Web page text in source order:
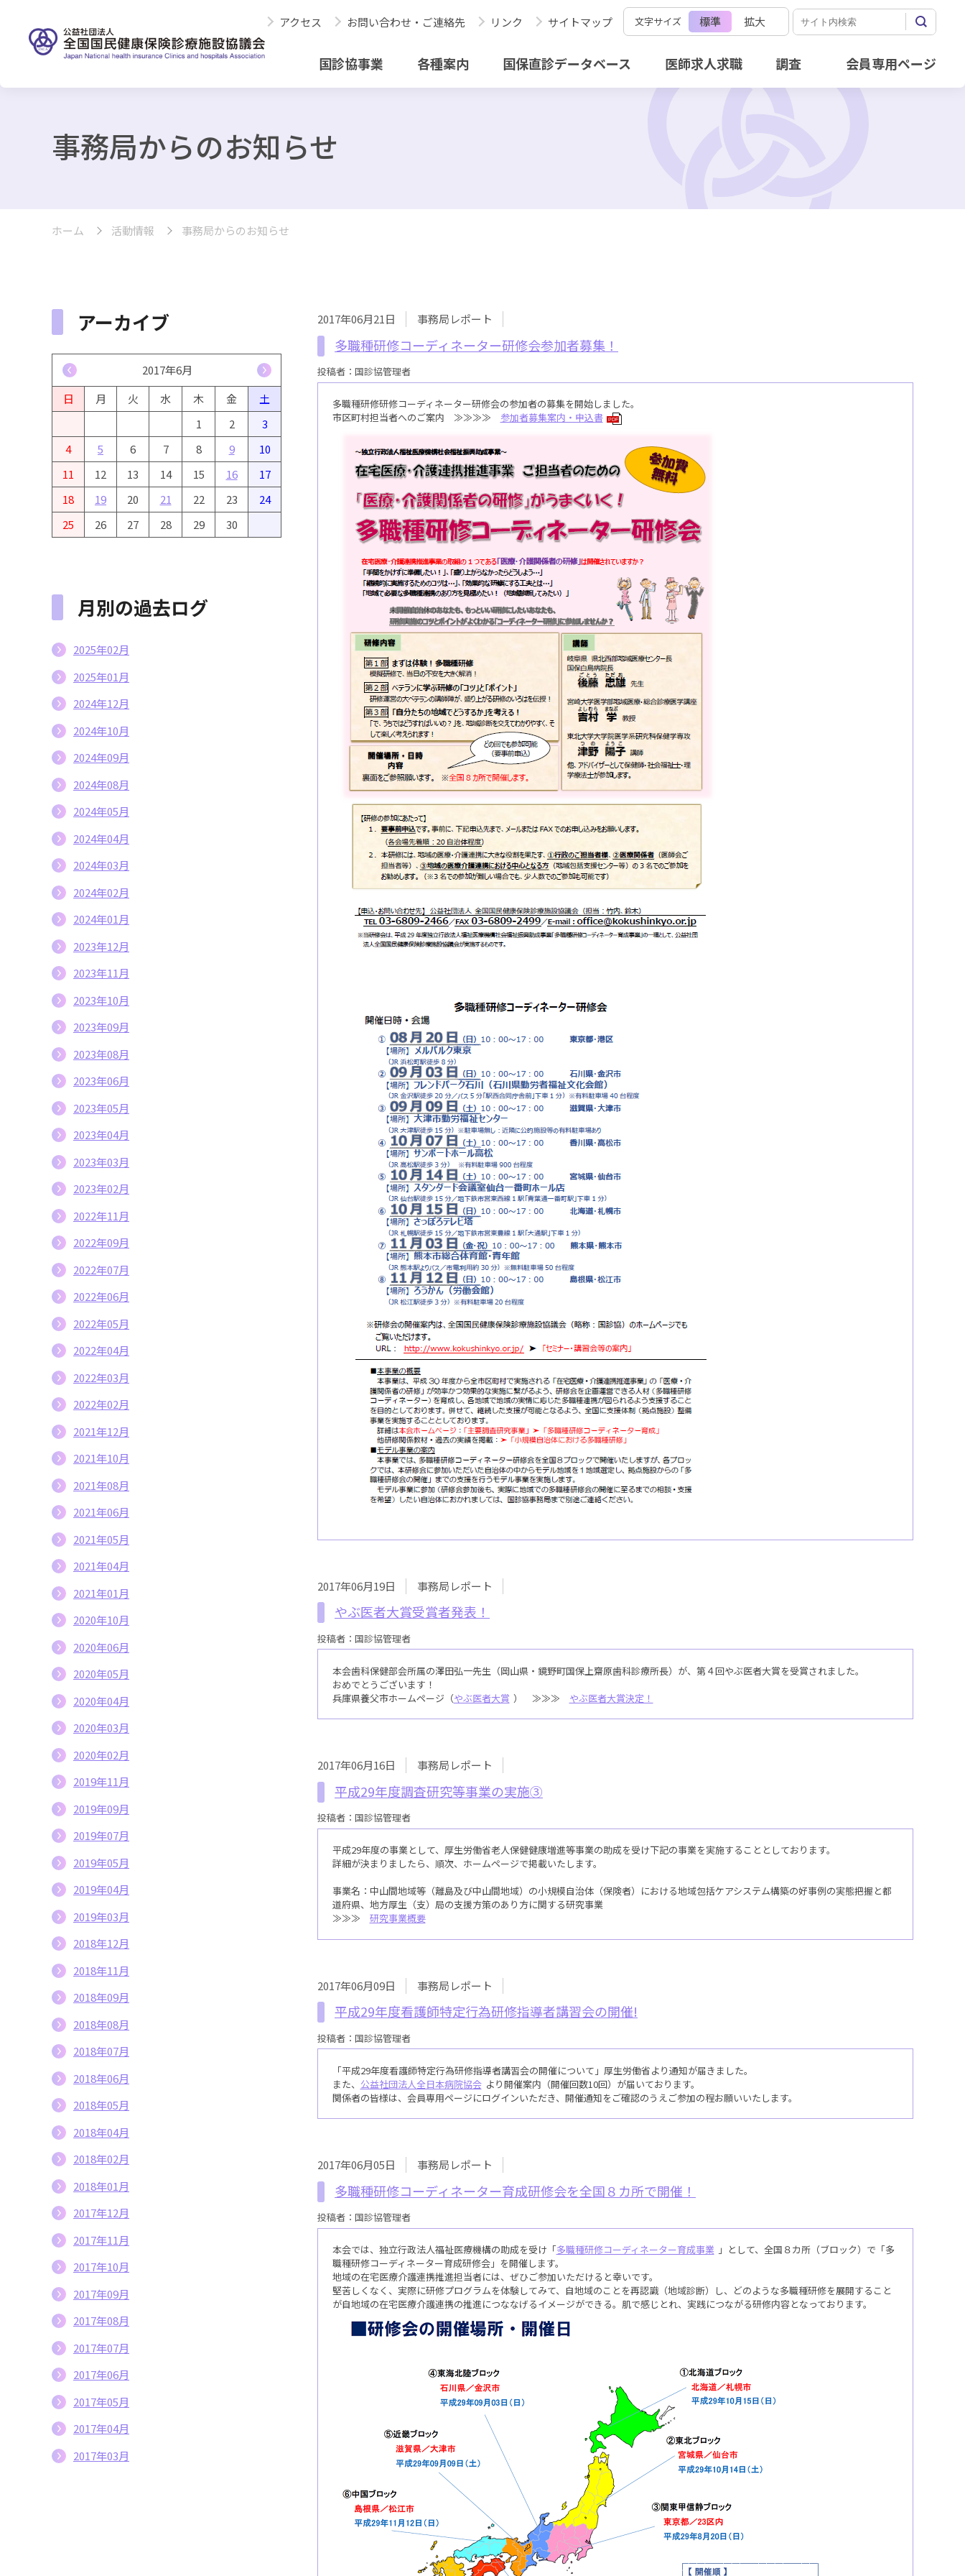
アクセス お問い合わせ・ご連絡先 リンク サイトマップ 文字サイズ 標準 拡大
国診協事業 各種案内 国保直診データベース 医師求人求職 調査 会員専用ページ
事務局からのお知らせ
ホーム 活動情報 事務局からのお知らせ
2017年06月21日 事務局レポート
多職種研修コーディネーター研修会参加者募集！
投稿者：国診協管理者
多職種研修研修コーディネーター研修会の参加者の募集を開始しました。
市区町村担当者へのご案内 ≫≫≫≫ 参加者募集案内・申込書 PDF
2017年06月19日 事務局レポート
やぶ医者大賞受賞者発表！
投稿者：国診協管理者
本会歯科保健部会所属の澤田弘一先生（岡山県・鏡野町国保上齋原歯科診療所長）が、第４回やぶ医者大賞を受賞されました。
おめでとうございます！
兵庫県養父市ホームページ（やぶ医者大賞 ） ≫≫≫ やぶ医者大賞決定！
2017年06月16日 事務局レポート
平成29年度調査研究等事業の実施③
投稿者：国診協管理者
平成29年度の事業として、厚生労働省老人保健健康増進等事業の助成を受け下記の事業を実施することとしております。
詳細が決まりましたら、順次、ホームページで掲載いたします。
事業名：中山間地域等（離島及び中山間地域）の小規模自治体（保険者）における地域包括ケアシステム構築の好事例の実態把握と都
道府県、地方厚生（支）局の支援方策のあり方に関する研究事業
≫≫≫ 研究事業概要
2017年06月09日 事務局レポート
平成29年度看護師特定行為研修指導者講習会の開催!
投稿者：国診協管理者
「平成29年度看護師特定行為研修指導者講習会の開催について」厚生労働省より通知が届きました。
また、 公益社団法人全日本病院協会 より開催案内（開催回数10回）が届いております。
関係者の皆様は、会員専用ページにログインいただき、開催通知をご確認のうえご参加の程お願いいたします。
2017年06月05日 事務局レポート
多職種研修コーディネーター育成研修会を全国８カ所で開催！
投稿者：国診協管理者
本会では、独立行政法人福祉医療機構の助成を受け「多職種研修コーディネーター育成事業 」として、全国８カ所（ブロック）で「多
職種研修コーディネーター育成研修会」を開催します。
地域の在宅医療介護連携推進担当者には、ぜひご参加いただけると幸いです。
堅苦しくなく、実際に研修プログラムを体験してみて、自地域のことを再認識（地域診断）し、どのような多職種研修を展開すること
が自地域の在宅医療介護連携の推進につななげるイメージができる。肌で感じとれ、実践につながる研修内容となっております。
アーカイブ
2017年6月
日
月 火 水 木 金
土
1
2
3
4
5 6 7 8 9
10
11
12 13 14 15 16
17
18
19 20 21 22 23
24
25
26 27 28 29 30
月別の過去ログ
2025年02月
2025年01月
2024年12月
2024年10月
2024年09月
2024年08月
2024年05月
2024年04月
2024年03月
2024年02月
2024年01月
2023年12月
2023年11月
2023年10月
2023年09月
2023年08月
2023年06月
2023年05月
2023年04月
2023年03月
2023年02月
2022年11月
2022年09月
2022年07月
2022年06月
2022年05月
2022年04月
2022年03月
2022年02月
2021年12月
2021年10月
2021年08月
2021年06月
2021年05月
2021年04月
2021年01月
2020年10月
2020年06月
2020年05月
2020年04月
2020年03月
2020年02月
2019年11月
2019年09月
2019年07月
2019年05月
2019年04月
2019年03月
2018年12月
2018年11月
2018年09月
2018年08月
2018年07月
2018年06月
2018年05月
2018年04月
2018年02月
2018年01月
2017年12月
2017年11月
2017年10月
2017年09月
2017年08月
2017年07月
2017年06月
2017年05月
2017年04月
2017年03月